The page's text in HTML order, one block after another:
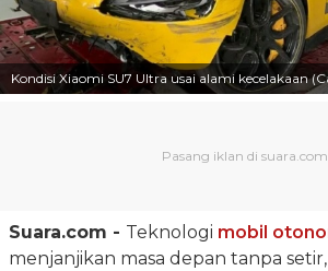
Kondisi Xiaomi SU7 Ultra usai alami kecelakaan
Suara.com - Teknologi mobil
menjanjikan masa depan tanpa